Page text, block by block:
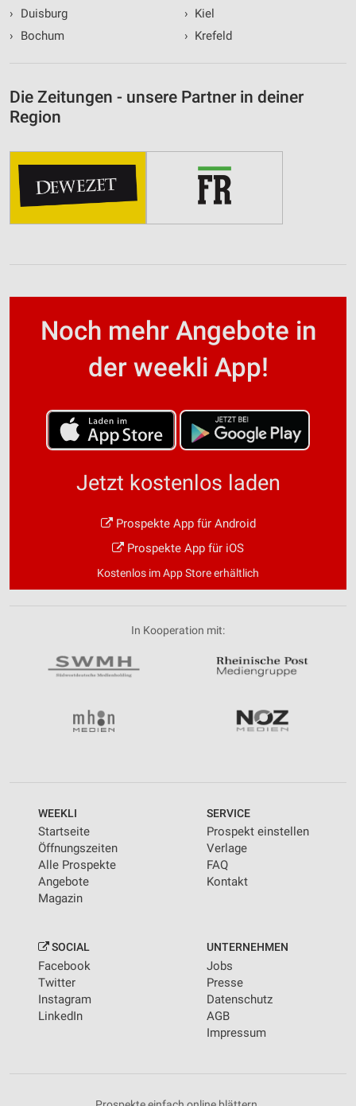
›
Duisburg
›
Bochum
› Kiel
› Krefeld
Die Zeitungen - unsere Partner in deiner
Region
Noch mehr Angebote in
der weekli App!
Jetzt kostenlos laden
Prospekte App für Android
Prospekte App für iOS
Kostenlos im App Store erhältlich
In Kooperation mit:
WEEKLI
Startseite
Öffnungszeiten
Alle Prospekte
Angebote
Magazin
SERVICE
Prospekt einstellen
Verlage
FAQ
Kontakt
SOCIAL
Facebook
Twitter
Instagram
LinkedIn
UNTERNEHMEN
Jobs
Presse
Datenschutz
AGB
Impressum